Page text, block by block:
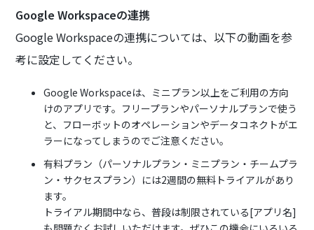
Google Workspaceの連携
Google Workspaceの連携については、以下の動画を参
考に設定してください。
Google Workspaceは、ミニプラン以上をご利用の方向
けのアプリです。フリープランやパーソナルプランで使う
と、フローボットのオペレーションやデータコネクトがエ
ラーになってしまうのでご注意ください。
有料プラン（パーソナルプラン・ミニプラン・チームプラ
ン・サクセスプラン）には2週間の無料トライアルがあり
ます。
トライアル期間中なら、普段は制限されている[アプリ名]